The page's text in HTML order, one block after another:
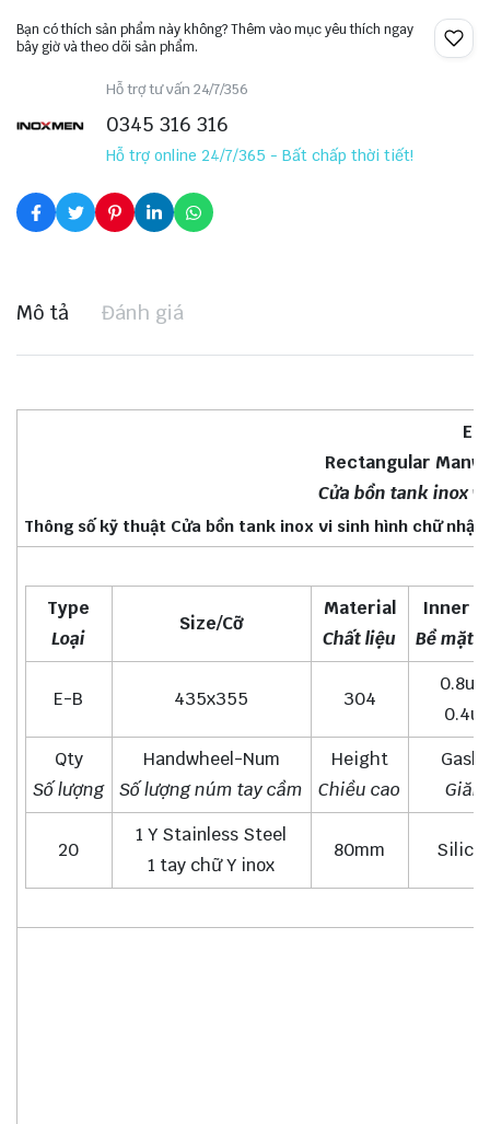
Bạn có thích sản phẩm này không? Thêm vào mục yêu thích ngay
bây giờ và theo dõi sản phẩm.
Hỗ trợ tư vấn 24/7/356
0345 316 316
Hỗ trợ online 24/7/365 - Bất chấp thời tiết!
Mô tả Đánh giá
E-
Rectangular
Cửa bồn tank inox
Thông số kỹ thuật Cửa bồn tank inox vi sinh hình chữ nhật
Type
Loại
Size/Cỡ
Material
Chất liệu
Inner
Bề mặt
E-B 435x355 304
Qty
Số lượng
Handwheel-Num
Số lượng núm tay cầm
Height
Chiều cao
20
1 Y Stainless Steel
1 tay chữ Y inox
80mm